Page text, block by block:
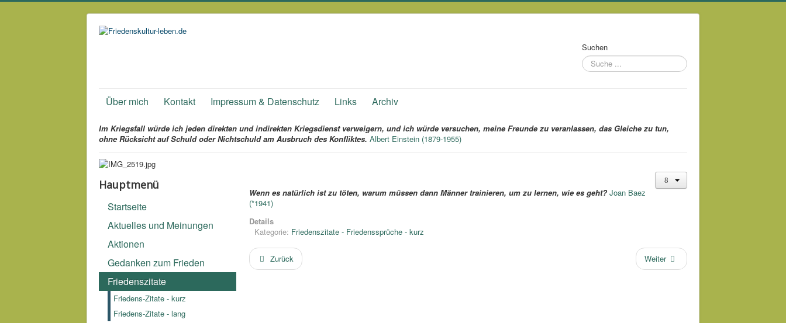
Suchen
Über mich Kontakt Impressum & Datenschutz Links Archiv
Im Kriegsfall würde ich jeden direkten und indirekten Kriegsdienst verweigern, und ich würde versuchen, meine Freunde zu veranlassen, das Gleiche zu tun,
ohne Rücksicht auf Schuld oder Nichtschuld am Ausbruch des Konfliktes. Albert Einstein (1879-1955)
Hauptmenü
Startseite
Aktuelles und Meinungen
Aktionen
Gedanken zum Frieden
Friedenszitate
Friedens-Zitate - kurz
Friedens-Zitate - lang
Wenn es natürlich ist zu töten, warum müssen dann Männer trainieren, um zu lernen, wie es geht? Joan Baez
(*1941)
Details
Kategorie: Friedenszitate - Friedenssprüche - kurz
Zurück Weiter